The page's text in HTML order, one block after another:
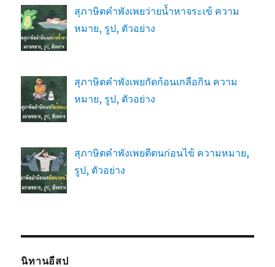
สุภาษิตคำพังเพยว่ายน้ำหาจระเข้ ความ
หมาย, รูป, ตัวอย่าง
สุภาษิตคำพังเพยกัดก้อนเกลือกิน ความ
หมาย, รูป, ตัวอย่าง
สุภาษิตคำพังเพยตีตนก่อนไข้ ความหมาย,
รูป, ตัวอย่าง
นิทานอีสป